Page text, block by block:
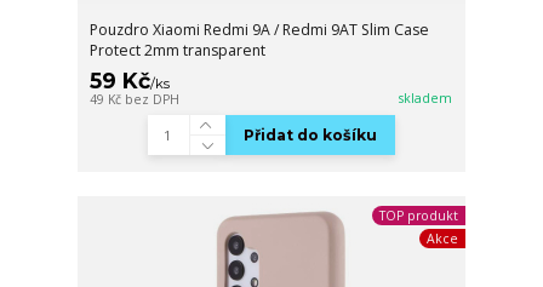
Pouzdro Xiaomi Redmi 9A / Redmi 9AT Slim Case
Protect 2mm transparent
59 Kč/ks
49 Kč bez DPH skladem
Přidat do košíku
TOP produkt
Akce